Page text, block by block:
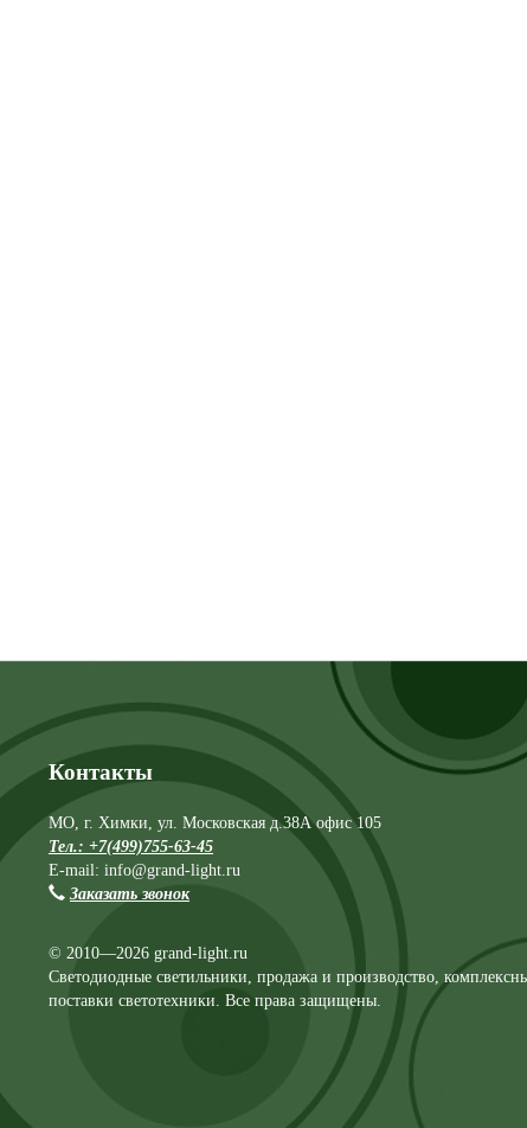
Контакты
МО, г. Химки, ул. Московская д.38А офис 105
Тел.: +7(499)755-63-45
E-mail: info@grand-light.ru
Заказать звонок
© 2010—2026 grand-light.ru
Светодиодные светильники, продажа и производство,
поставки светотехники. Все права защищены.